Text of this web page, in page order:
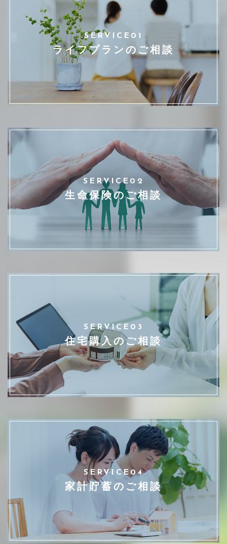
SERVICE01
ライフプランのご相談
SERVICE02
生命保険のご相談
SERVICE03
住宅購入のご相談
SERVICE04
家計貯蓄のご相談